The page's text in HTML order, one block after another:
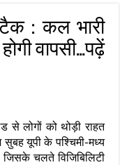
: कल भारी
वापसी…पढ़ें
से लोगों को थोड़ी राहत
सुबह यूपी के पश्चिमी-मध्य
जिसके चलते विजिबिलिटी